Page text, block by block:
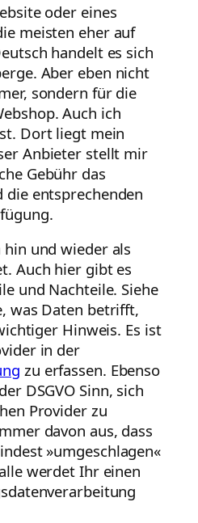
oder eines
meisten eher auf
handelt es sich
Aber eben nicht
sondern für die
Auch ich
Dort liegt mein
Anbieter stellt mir
Gebühr das
die entsprechenden
und wieder als
Auch hier gibt es
und Nachteile. Siehe
was Daten betrifft,
Hinweis. Es ist
in der
zu erfassen. Ebenso
DSGVO Sinn, sich
Provider zu
davon aus, dass
»umgeschlagen«
werdet Ihr einen